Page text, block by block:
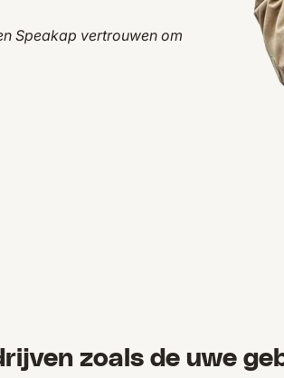
Speakap vertrouwen om
zoals de uwe